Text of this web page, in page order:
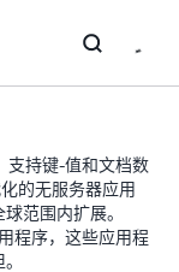
支持键-值和文档数
的无服务器应用
范围内扩展。
程序，这些应用程